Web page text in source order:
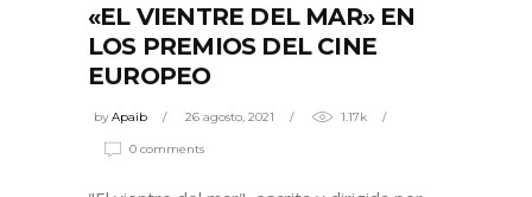
«EL VIENTRE DEL MAR» EN
LOS PREMIOS DEL CINE
EUROPEO
byApaib 26 agosto, 2021 1.17k
0 comments